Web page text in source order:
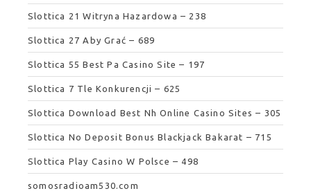
Slottica 21 Witryna Hazardowa – 238
Slottica 27 Aby Grać – 689
Slottica 55 Best Pa Casino Site – 197
Slottica 7 Tle Konkurencji – 625
Slottica Download Best Nh Online Casino Sites – 305
Slottica No Deposit Bonus Blackjack Bakarat – 715
Slottica Play Casino W Polsce – 498
somosradioam530.com